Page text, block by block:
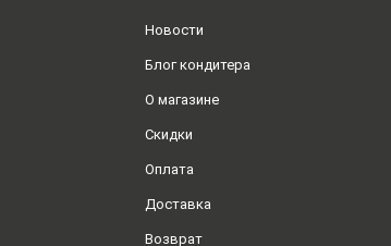
Новости
Блог кондитера
О магазине
Скидки
Оплата
Доставка
Возврат